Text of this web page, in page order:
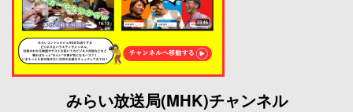
みらい放送局(MHK)チャンネル